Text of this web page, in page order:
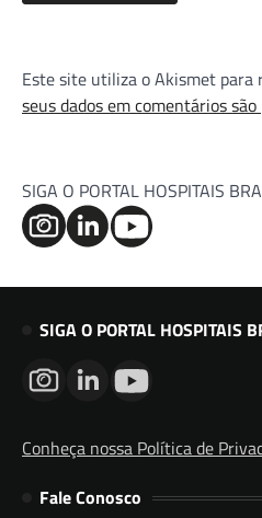
Este site utiliza o Akismet para
seus dados em comentários são
SIGA O PORTAL HOSPITAIS
SIGA O PORTAL HOSPITAIS
Conheça nossa Política de
Fale Conosco